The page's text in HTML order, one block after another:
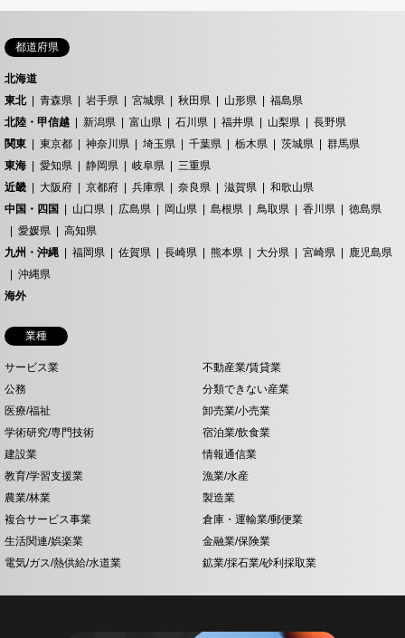
都道府県
北海道
東北
青森県 岩手県 宮城県 秋田県 山形県
福島県
北陸・甲信越
新潟県 富山県 石川県 福井県 山梨県
長野県
関東
東京都 神奈川県 埼玉県 千葉県 栃木県 茨城県
群馬県
東海
愛知県 静岡県 岐阜県
三重県
近畿
大阪府 京都府 兵庫県 奈良県 滋賀県
和歌山県
中国・四国
山口県 広島県 岡山県 島根県 鳥取県 香川県
徳島県
愛媛県
高知県
九州・沖縄
福岡県 佐賀県 長崎県 熊本県 大分県 宮崎県
鹿児島県
沖縄県
海外
業種
サービス業
不動産業/賃貸業
公務
分類できない産業
医療/福祉
卸売業/小売業
学術研究/専門技術
宿泊業/飲食業
建設業
情報通信業
教育/学習支援業
漁業/水産
農業/林業
製造業
複合サービス事業
倉庫・運輸業/郵便業
生活関連/娯楽業
金融業/保険業
電気/ガス/熱供給/水道業
鉱業/採石業/砂利採取業